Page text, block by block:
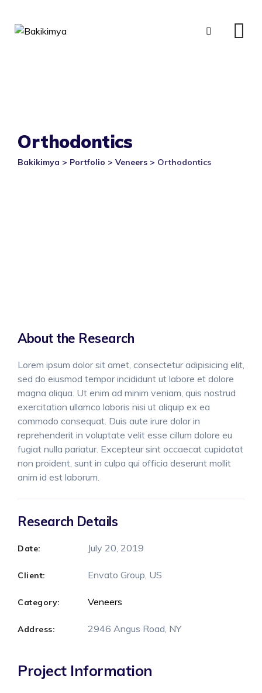
content
Orthodontics
Bakikimya > Portfolio > Veneers > Orthodontics
About the Research
Lorem ipsum dolor sit amet, consectetur adipisicing elit,
sed do eiusmod tempor incididunt ut labore et dolore
magna aliqua. Ut enim ad minim veniam, quis nostrud
exercitation ullamco laboris nisi ut aliquip ex ea
commodo consequat. Duis aute irure dolor in
reprehenderit in voluptate velit esse cillum dolore eu
fugiat nulla pariatur. Excepteur sint occaecat cupidatat
non proident, sunt in culpa qui officia deserunt mollit
anim id est laborum.
Research Details
Date: July 20, 2019
Client: Envato Group, US
Category: Veneers
Address: 2946 Angus Road, NY
Project Information